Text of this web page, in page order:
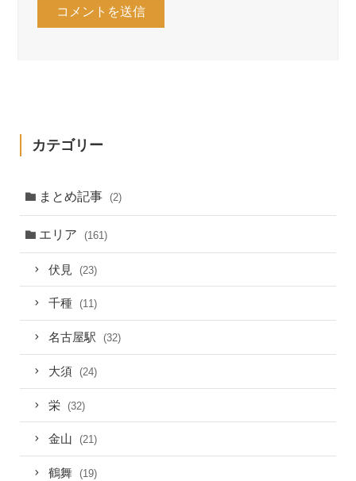
カテゴリー
まとめ記事 (2)
エリア (161)
伏見 (23)
千種 (11)
名古屋駅 (32)
大須 (24)
栄 (32)
金山 (21)
鶴舞 (19)